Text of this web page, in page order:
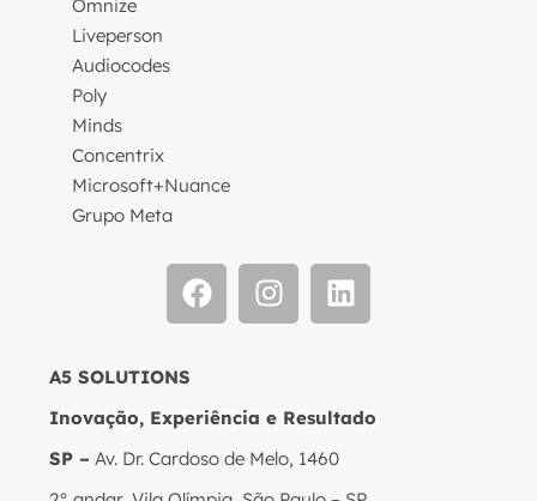
Omnize
Liveperson
Audiocodes
Poly
Minds
Concentrix
Microsoft+Nuance
Grupo Meta
A5 SOLUTIONS
Inovação, Experiência e Resultado
SP – Av. Dr. Cardoso de Melo, 1460